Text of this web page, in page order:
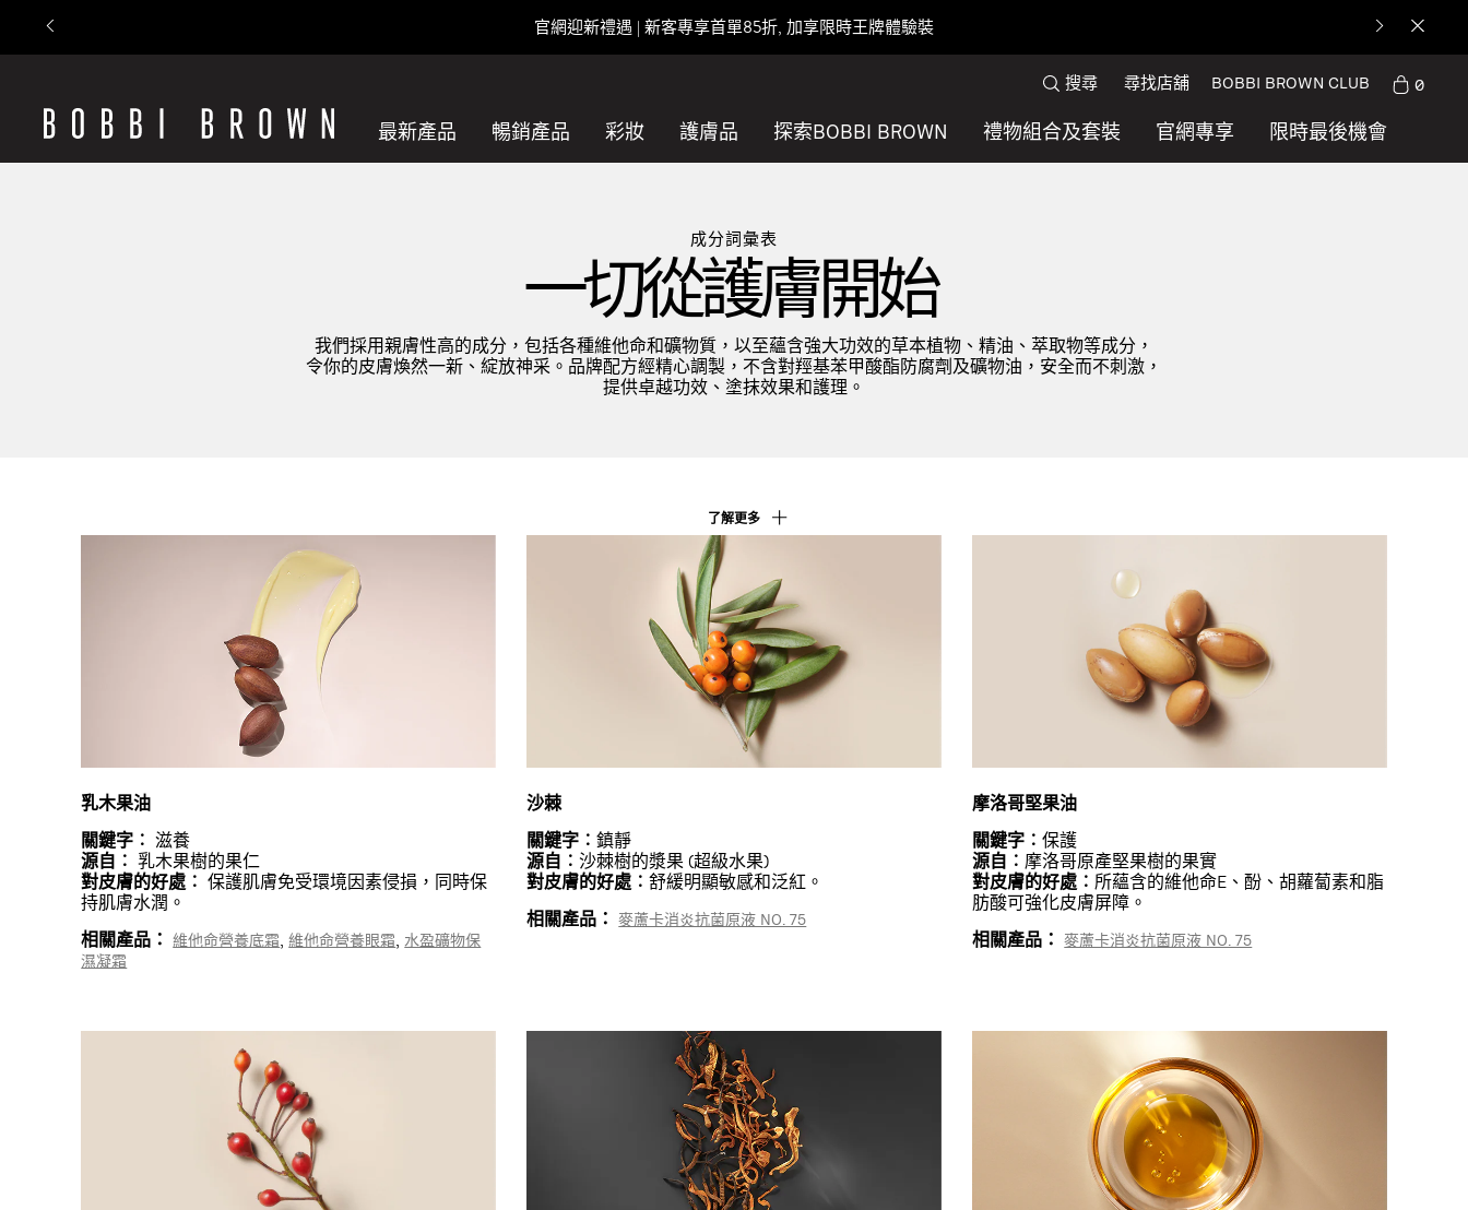
官網迎新禮遇 | 新客專享首單85折, 加享限時王牌體驗裝
最新產品 暢銷產品 彩妝 護膚品 探索BOBBI BROWN 禮物組合及套裝 官網專享 限時最後機會
搜尋 尋找店舖 BOBBI BROWN CLUB 0
成分詞彙表
一切從護膚開始
我們採用親膚性高的成分，包括各種維他命和礦物質，以至蘊含強大功效的草本植物、精油、萃取物等成分，
令你的皮膚煥然一新、綻放神采。品牌配方經精心調製，不含對羥基苯甲酸酯防腐劑及礦物油，安全而不刺激，
提供卓越功效、塗抹效果和護理。
了解更多
乳木果油
關鍵字︰ 滋養
源自︰ 乳木果樹的果仁
對皮膚的好處︰ 保護肌膚免受環境因素侵損，同時保
持肌膚水潤。
相關產品： 維他命營養底霜,維他命營養眼霜,水盈礦物保
濕凝霜
沙棘
關鍵字︰鎮靜
源自︰ 沙棘樹的漿果 (超級水果)
對皮膚的好處︰舒緩明顯敏感和泛紅。
相關產品： 麥蘆卡消炎抗菌原液 NO. 75
摩洛哥堅果油
關鍵字︰保護
源自︰ 摩洛哥原產堅果樹的果實
對皮膚的好處︰ 所蘊含的維他命E、酚、胡蘿蔔素和脂
肪酸可強化皮膚屏障。
相關產品： 麥蘆卡消炎抗菌原液 NO. 75